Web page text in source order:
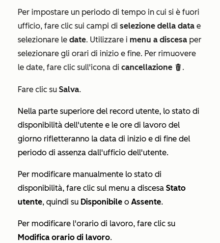
Per impostare un periodo di tempo in cui si è fuori
ufficio, fare clic sui campi di selezione della data e
selezionare le date. Utilizzare i menu a discesa per
selezionare gli orari di inizio e fine. Per rimuovere
le date, fare clic sull'icona di cancellazione delete.
Fare clic su Salva.
Nella parte superiore del record utente, lo stato di
disponibilità dell'utente e le ore di lavoro del
giorno rifletteranno la data di inizio e di fine del
periodo di assenza dall'ufficio dell'utente.
Per modificare manualmente lo stato di
disponibilità, fare clic sul menu a discesa Stato
utente, quindi su Disponibile o Assente.
Per modificare l'orario di lavoro, fare clic su
Modifica orario di lavoro.